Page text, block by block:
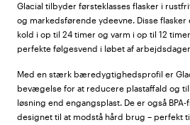
Glacial tilbyder førsteklasses flasker i
og markedsførende ydeevne. Disse
kold i op til 24 timer og varm i op til 12
perfekte følgesvend i løbet af
Med en stærk bæredygtighedsprofil er
bevægelse for at reducere plastaffald og
løsning end engangsplast. De er også
designet til at modstå hård brug – perfekt